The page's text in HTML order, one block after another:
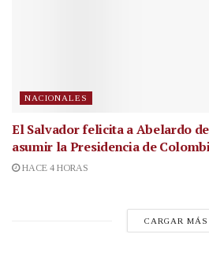
NACIONALES
El Salvador felicita a Abelardo
asumir la Presidencia de
HACE 4 HORAS
CARGAR MÁS